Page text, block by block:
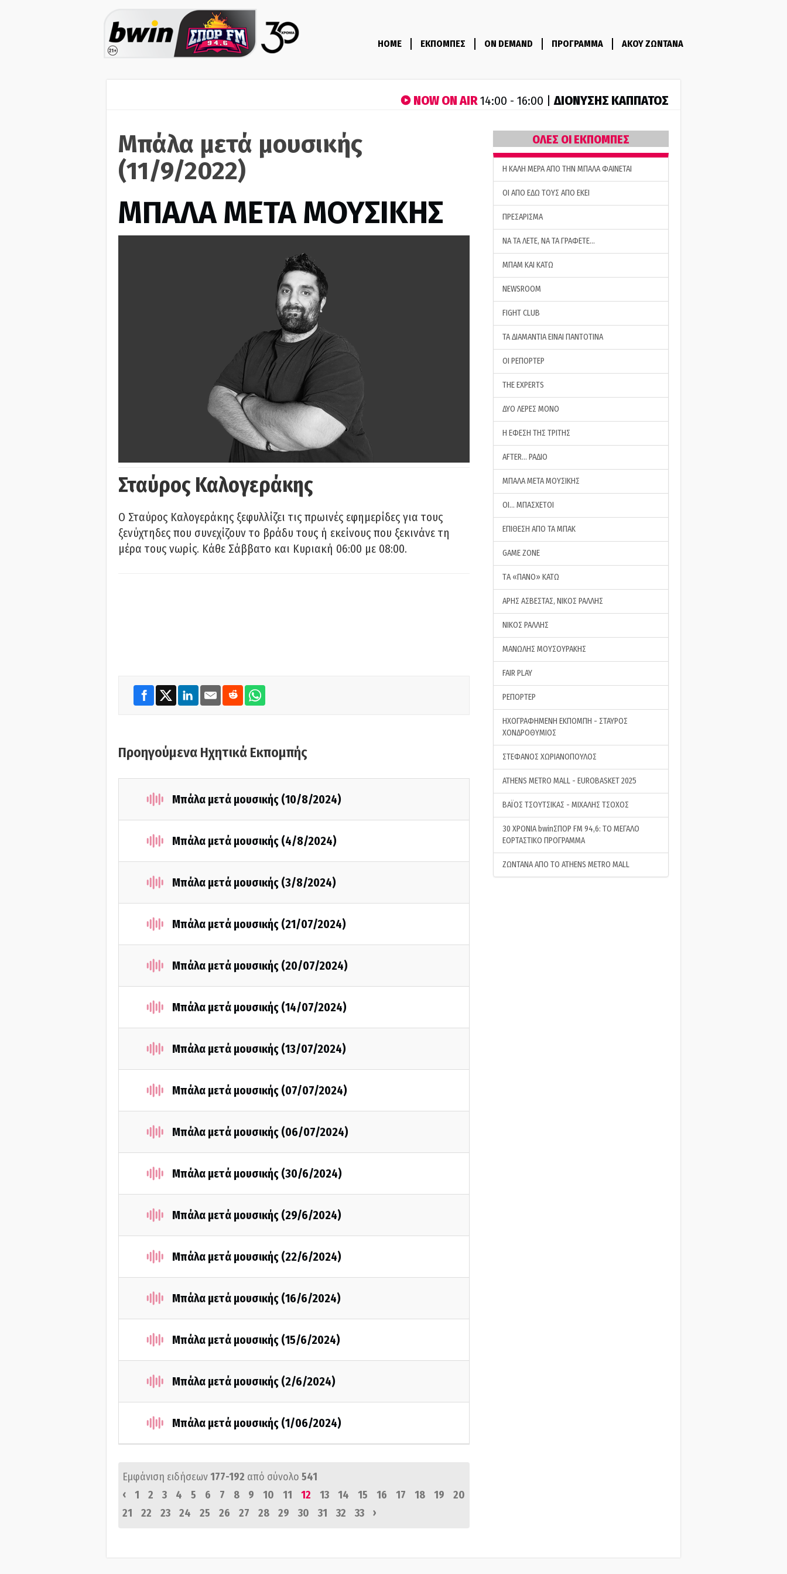
HOME ΕΚΠΟΜΠΕΣ ON DEMAND ΠΡΟΓΡΑΜΜΑ ΑΚΟΥ ΖΩΝΤΑΝΑ
NOW ON AIR14:00 - 16:00 |ΔΙΟΝΥΣΗΣ ΚΑΠΠΑΤΟΣ
Μπάλα μετά μουσικής
(11/9/2022)
ΜΠΑΛΑ ΜΕΤΑ ΜΟΥΣΙΚΗΣ
Σταύρος Καλογεράκης
Ο Σταύρος Καλογεράκης ξεφυλλίζει τις πρωινές εφημερίδες για τους
ξενύχτηδες που συνεχίζουν το βράδυ τους ή εκείνους που ξεκινάνε τη
μέρα τους νωρίς. Κάθε Σάββατο και Κυριακή 06:00 με 08:00.
Προηγούμενα Ηχητικά Εκπομπής
Μπάλα μετά μουσικής (10/8/2024)
Μπάλα μετά μουσικής (4/8/2024)
Μπάλα μετά μουσικής (3/8/2024)
Μπάλα μετά μουσικής (21/07/2024)
Μπάλα μετά μουσικής (20/07/2024)
Μπάλα μετά μουσικής (14/07/2024)
Μπάλα μετά μουσικής (13/07/2024)
Μπάλα μετά μουσικής (07/07/2024)
Μπάλα μετά μουσικής (06/07/2024)
Μπάλα μετά μουσικής (30/6/2024)
Μπάλα μετά μουσικής (29/6/2024)
Μπάλα μετά μουσικής (22/6/2024)
Μπάλα μετά μουσικής (16/6/2024)
Μπάλα μετά μουσικής (15/6/2024)
Μπάλα μετά μουσικής (2/6/2024)
Μπάλα μετά μουσικής (1/06/2024)
Εμφάνιση ειδήσεων177-192 από σύνολο 541
‹
1 2 3 4 5 6 7 8 9 10 11 12 13 14 15 16 17 18 19
20
21
22 23 24 25 26 27 28 29 30 31 32 33 ›
ΟΛΕΣ ΟΙ ΕΚΠΟΜΠΕΣ
H ΚΑΛΗ ΜΕΡΑ ΑΠΟ ΤΗΝ ΜΠΑΛΑ ΦΑΙΝΕΤΑΙ
ΟΙ ΑΠΟ ΕΔΩ ΤΟΥΣ ΑΠΟ ΕΚΕΙ
ΠΡΕΣΑΡΙΣΜΑ
ΝΑ ΤΑ ΛΕΤΕ, ΝΑ ΤΑ ΓΡΑΦΕΤΕ…
ΜΠΑΜ ΚΑΙ ΚΑΤΩ
NEWSROOM
FIGHT CLUB
ΤΑ ΔΙΑΜΑΝΤΙΑ ΕΙΝΑΙ ΠΑΝΤΟΤΙΝΑ
ΟΙ ΡΕΠΟΡΤΕΡ
THE EXPERTS
ΔΥΟ ΛΕΡΕΣ ΜΟΝΟ
Η ΕΦΕΣΗ ΤΗΣ ΤΡΙΤΗΣ
AFTER… ΡΑΔΙΟ
ΜΠΑΛΑ ΜΕΤΑ ΜΟΥΣΙΚΗΣ
ΟΙ… ΜΠΑΣΧΕΤΟΙ
ΕΠΙΘΕΣΗ ΑΠΟ ΤΑ ΜΠΑΚ
GAME ZONE
ΤA «ΠΑΝΟ» ΚΑΤΩ
ΑΡΗΣ ΑΣΒΕΣΤΑΣ, ΝΙΚΟΣ ΡΑΛΛΗΣ
ΝΙΚΟΣ ΡΑΛΛΗΣ
ΜΑΝΩΛΗΣ ΜΟΥΣΟΥΡΑΚΗΣ
FAIR PLAY
ΡΕΠΟΡΤΕΡ
ΗΧΟΓΡΑΦΗΜΕΝΗ ΕΚΠΟΜΠΗ - ΣΤΑΥΡΟΣ
ΧΟΝΔΡΟΘΥΜΙΟΣ
ΣΤΕΦΑΝΟΣ ΧΩΡΙΑΝΟΠΟΥΛΟΣ
ATHENS METRO MALL - EUROBASKET 2025
ΒΑΪΟΣ ΤΣΟΥΤΣΙΚΑΣ - ΜΙΧΑΛΗΣ ΤΣΟΧΟΣ
30 ΧΡΟΝΙΑ bwinΣΠΟΡ FM 94,6: ΤΟ ΜΕΓΑΛΟ
ΕΟΡΤΑΣΤΙΚΟ ΠΡΟΓΡΑΜΜΑ
ΖΩΝΤΑΝΑ ΑΠΟ ΤΟ ATHENS METRO MALL